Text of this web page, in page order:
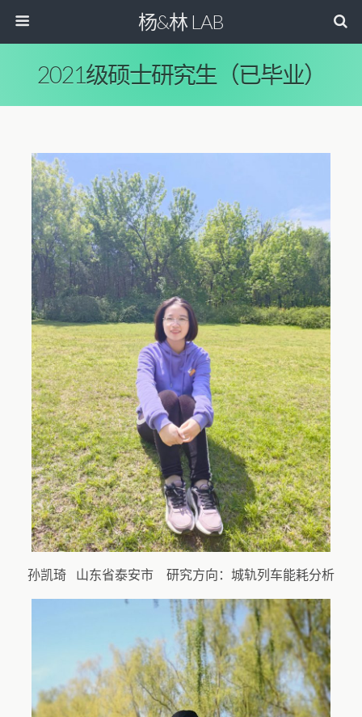
杨&林 LAB
2021级硕士研究生（已毕业）
孙凯琦 山东省泰安市 研究方向：城轨列车能耗分析